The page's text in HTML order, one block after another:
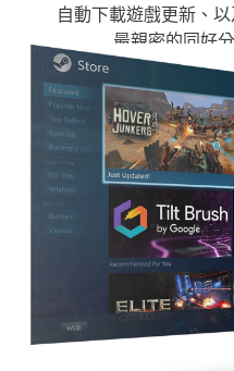
自動下載遊戲更新、
最親密的同好